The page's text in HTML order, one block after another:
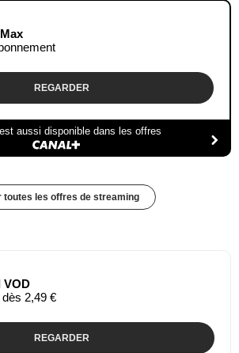
REGARDER
aussi disponible dans les offres
toutes les offres de streaming
VOD
2,49 €
REGARDER